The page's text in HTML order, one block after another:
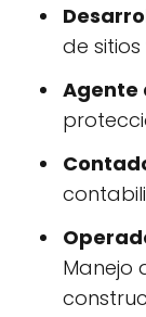
de sitios
Agente
Manejo